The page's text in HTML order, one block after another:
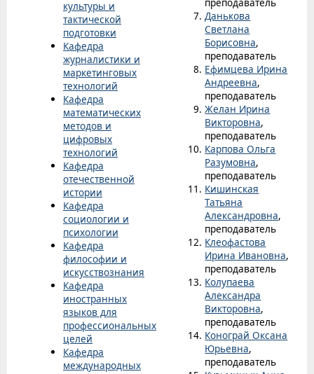
культуры и
тактической
подготовки
Кафедра
журналистики и
маркетинговых
технологий
Кафедра
математических
методов и
цифровых
технологий
Кафедра
отечественной
истории
Кафедра
социологии и
психологии
Кафедра
философии и
искусствознания
Кафедра
иностранных
языков для
профессиональных
целей
Кафедра
международных
Данькова
Светлана
Борисовна,
преподаватель
Ефимцева Ирина
Андреевна,
преподаватель
Желан Ирина
Викторовна,
преподаватель
Карпова Ольга
Разумовна,
преподаватель
Кишинская
Татьяна
Александровна,
преподаватель
Клеофастова
Ирина Ивановна,
преподаватель
Колупаева
Александра
Викторовна,
преподаватель
Конограй Оксана
Юрьевна,
преподаватель